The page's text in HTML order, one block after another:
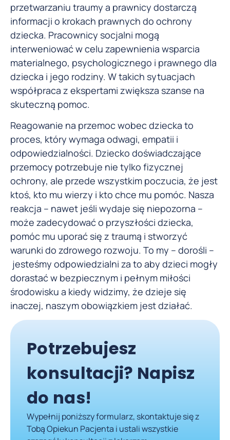
przetwarzaniu traumy a prawnicy dostarczą
informacji o krokach prawnych do ochrony
dziecka. Pracownicy socjalni mogą
interweniować w celu zapewnienia wsparcia
materialnego, psychologicznego i prawnego dla
dziecka i jego rodziny. W takich sytuacjach
współpraca z ekspertami zwiększa szanse na
skuteczną pomoc.
Reagowanie na przemoc wobec dziecka to
proces, który wymaga odwagi, empatii i
odpowiedzialności. Dziecko doświadczające
przemocy potrzebuje nie tylko fizycznej
ochrony, ale przede wszystkim poczucia, że jest
ktoś, kto mu wierzy i kto chce mu pomóc. Nasza
reakcja – nawet jeśli wydaje się niepozorna –
może zadecydować o przyszłości dziecka,
pomóc mu uporać się z traumą i stworzyć
warunki do zdrowego rozwoju. To my – dorośli –
jesteśmy odpowiedzialni za to aby dzieci mogły
dorastać w bezpiecznym i pełnym miłości
środowisku a kiedy widzimy, że dzieje się
inaczej, naszym obowiązkiem jest działać.
Potrzebujesz
konsultacji? Napisz
do nas!
Wypełnij poniższy formularz, skontaktuje się z
Tobą Opiekun Pacjenta i ustali wszystkie